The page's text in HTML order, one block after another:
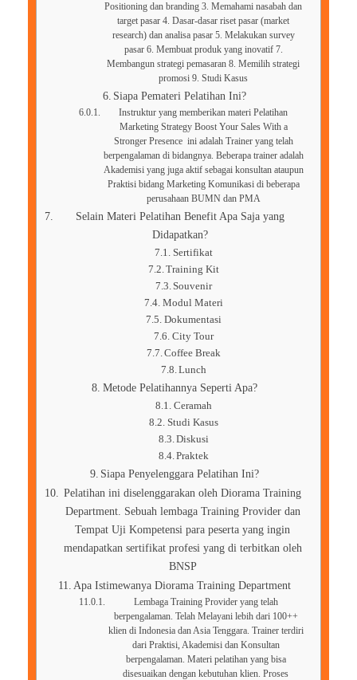
Positioning dan branding 3. Memahami nasabah dan
target pasar 4. Dasar-dasar riset pasar (market
research) dan analisa pasar 5. Melakukan survey
pasar 6. Membuat produk yang inovatif 7.
Membangun strategi pemasaran 8. Memilih strategi
promosi 9. Studi Kasus
Siapa Pemateri Pelatihan Ini?
Instruktur yang memberikan materi Pelatihan
Marketing Strategy Boost Your Sales With a
Stronger Presence ini adalah Trainer yang telah
berpengalaman di bidangnya. Beberapa trainer adalah
Akademisi yang juga aktif sebagai konsultan ataupun
Praktisi bidang Marketing Komunikasi di beberapa
perusahaan BUMN dan PMA
Selain Materi Pelatihan Benefit Apa Saja yang
Didapatkan?
Sertifikat
Training Kit
Souvenir
Modul Materi
Dokumentasi
City Tour
Coffee Break
Lunch
Metode Pelatihannya Seperti Apa?
Ceramah
Studi Kasus
Diskusi
Praktek
Siapa Penyelenggara Pelatihan Ini?
Pelatihan ini diselenggarakan oleh Diorama Training
Department. Sebuah lembaga Training Provider dan
Tempat Uji Kompetensi para peserta yang ingin
mendapatkan sertifikat profesi yang di terbitkan oleh
BNSP
Apa Istimewanya Diorama Training Department
Lembaga Training Provider yang telah
berpengalaman. Telah Melayani lebih dari 100++
klien di Indonesia dan Asia Tenggara. Trainer terdiri
dari Praktisi, Akademisi dan Konsultan
berpengalaman. Materi pelatihan yang bisa
disesuaikan dengan kebutuhan klien. Proses